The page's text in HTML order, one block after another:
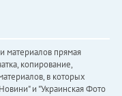
материалов прямая
копирование,
в которых
и "Украинская Фото